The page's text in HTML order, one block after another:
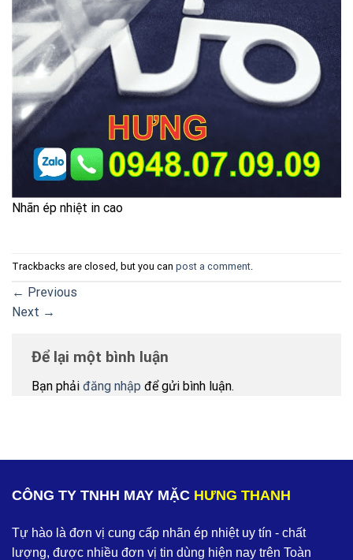
Nhãn ép nhiệt in cao
Trackbacks are closed, but you can post a comment
← Previous
Next →
Để lại một bình luận
Bạn phải đăng nhập để gửi bình luận.
CÔNG TY TNHH MAY MẶC HƯNG THANH
Tự hào là đơn vị cung cấp nhãn ép nhiệt uy tín - chất
lượng, được nhiều đơn vị tin dùng hiện nay trên Toàn